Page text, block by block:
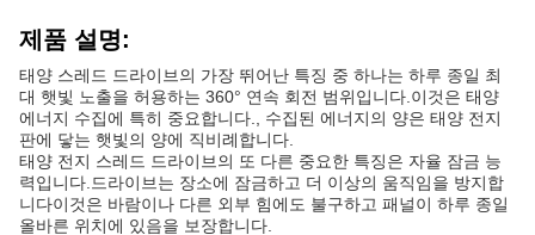
제품 설명:
태양 스레드 드라이브의 가장 뛰어난 특징 중 하나는 하루 종일 최
대 햇빛 노출을 허용하는 360° 연속 회전 범위입니다.이것은 태양
에너지 수집에 특히 중요합니다., 수집된 에너지의 양은 태양 전지
판에 닿는 햇빛의 양에 직비례합니다.
태양 전지 스레드 드라이브의 또 다른 중요한 특징은 자율 잠금 능
력입니다.드라이브는 장소에 잠금하고 더 이상의 움직임을 방지합
니다이것은 바람이나 다른 외부 힘에도 불구하고 패널이 하루 종일
올바른 위치에 있음을 보장합니다.